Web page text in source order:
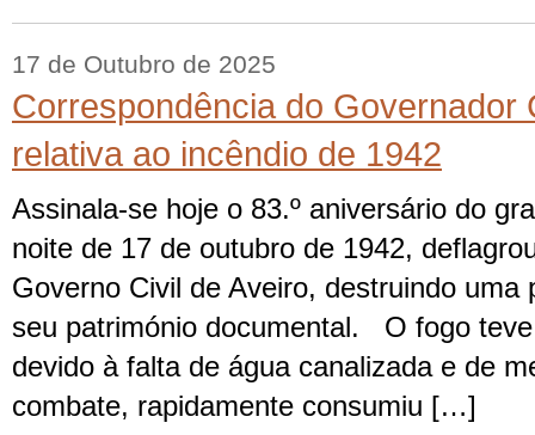
17 de Outubro de 2025
Correspondência do Governador
relativa ao incêndio de 1942
Assinala-se hoje o 83.º aniversário do
noite de 17 de outubro de 1942,
Governo Civil de Aveiro, destruindo uma
seu património documental. O fogo
devido à falta de água canalizada e de
combate, rapidamente consumiu […]